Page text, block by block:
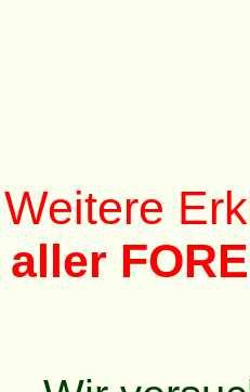
Weitere
aller